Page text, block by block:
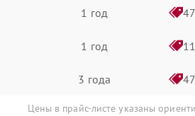
1 год
1 год
3 года
Цены в прайс-листе указаны